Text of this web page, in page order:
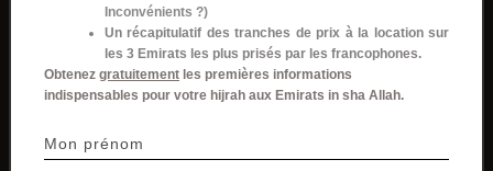
francophones.
Inconvénients ?)
Un récapitulatif des tranches de prix à la location sur
les 3 Emirats les plus prisés par les francophones.
Obtenez gratuitement les premières informations
indispensables pour votre hijrah aux Emirats in sha Allah.